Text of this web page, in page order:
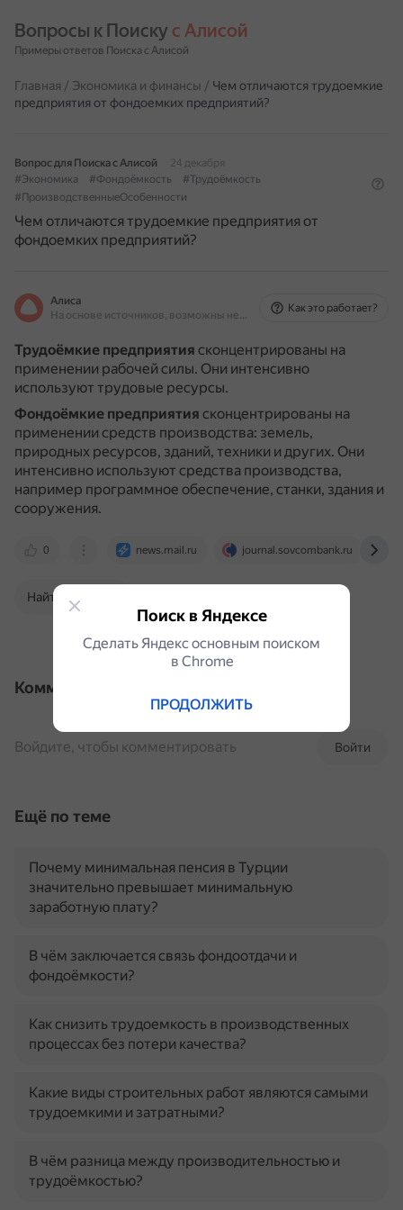
Вопросы к Поиску с Алисой
Примеры ответов Поиска с Алисой
Главная / Экономика и финансы / Чем отличаются трудоемкие
предприятия от фондоемких предприятий?
Вопрос для Поиска с Алисой
24 декабря
#Экономика
#Фондоёмкость
#Трудоёмкость
#ПроизводственныеОсобенности
Чем отличаются трудоемкие предприятия от
фондоемких предприятий?
Алиса
На основе источников, возможны неточности
Как это работает?
Трудоёмкие предприятия сконцентрированы на
применении рабочей силы. Они интенсивно
используют трудовые ресурсы.
Фондоёмкие предприятия сконцентрированы на
применении средств производства: земель,
природных ресурсов, зданий, техники и других. Они
интенсивно используют средства производства,
например программное обеспечение, станки, здания и
сооружения.
0 news.mail.ru journal.sovcombank.ru
Найти в Поиске
Комментарии
Войти
Войдите, чтобы комментировать
Ещё по теме
Почему минимальная пенсия в Турции
значительно превышает минимальную
заработную плату?
В чём заключается связь фондоотдачи и
фондоёмкости?
Как снизить трудоемкость в производственных
процессах без потери качества?
Какие виды строительных работ являются самыми
трудоемкими и затратными?
В чём разница между производительностью и
трудоёмкостью?
Поиск в Яндексе
Сделать Яндекс основным поиском
в Сhrome
ПРОДОЛЖИТЬ